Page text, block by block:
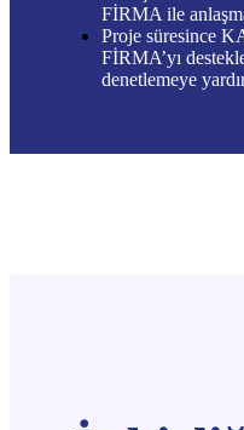
FİRMA ile
Proje süresince
FİRMA’yı
denetlemeye